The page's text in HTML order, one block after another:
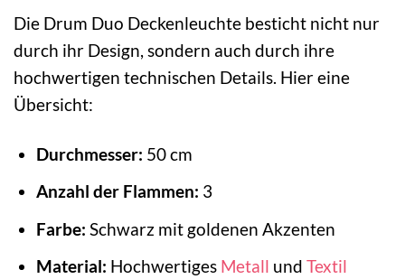
Die Drum Duo Deckenleuchte besticht nicht nur
durch ihr Design, sondern auch durch ihre
hochwertigen technischen Details. Hier eine
Übersicht:
Durchmesser: 50 cm
Anzahl der Flammen: 3
Farbe: Schwarz mit goldenen Akzenten
Material: Hochwertiges Metall und Textil